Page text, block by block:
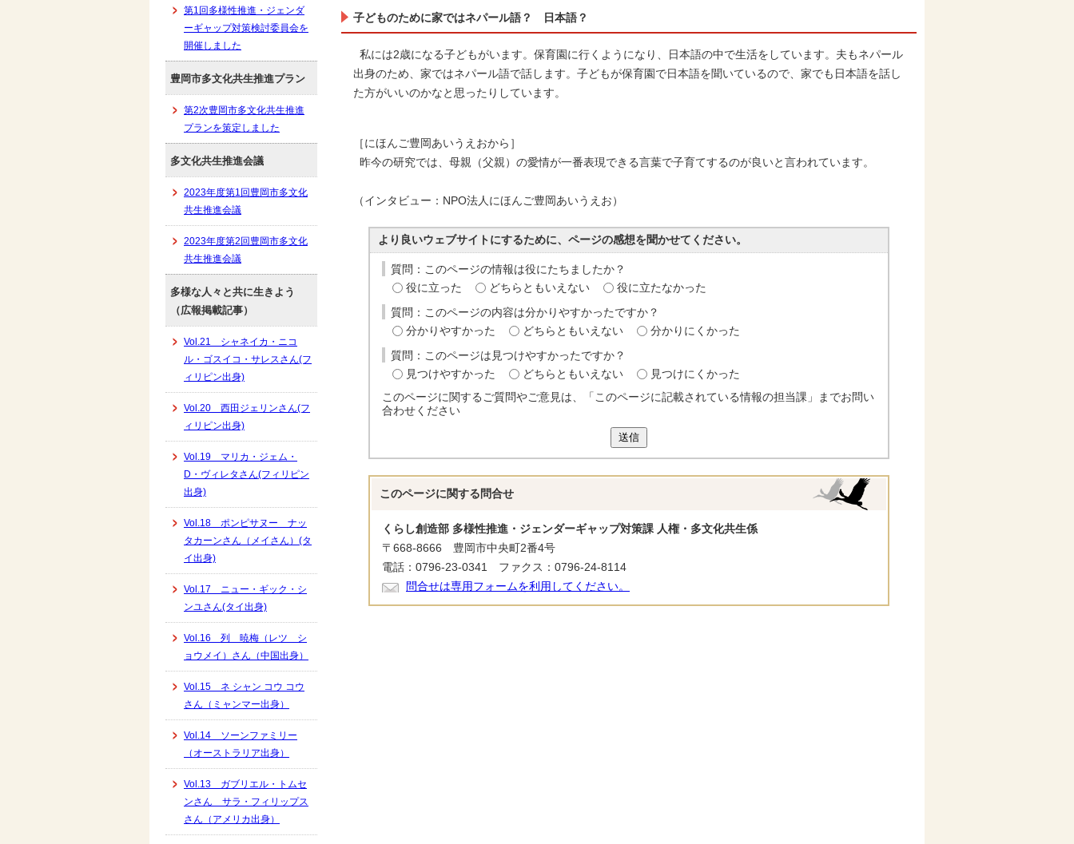
子どものために家ではネパール語？ 日本語？
私には2歳になる子どもがいます。保育園に行くようになり、日本語の中で生活をしています。夫もネパール
出身のため、家ではネパール語で話します。子どもが保育園で日本語を聞いているので、家でも日本語を話し
た方がいいのかなと思ったりしています。
［にほんご豊岡あいうえおから］
昨今の研究では、母親（父親）の愛情が一番表現できる言葉で子育てするのが良いと言われています。
（インタビュー：NPO法人にほんご豊岡あいうえお）
より良いウェブサイトにするために、ページの感想を聞かせてください。
質問：このページの情報は役にたちましたか？
役に立った
どちらともいえない 役に立たなかった
質問：このページの内容は分かりやすかったですか？
分かりやすかった
どちらともいえない 分かりにくかった
質問：このページは見つけやすかったですか？
見つけやすかった
どちらともいえない
見つけにくかった
このページに関するご質問やご意見は、「このページに記載されている情報の担当課」までお問い
合わせください
送信
このページに関する 問合せ
くらし創造部 多様性推進・ジェンダーギャップ対策課 人権・多文化共生係
〒668-8666 豊岡市中央町2番4号
電話：0796-23-0341 ファクス：0796-24-8114
問合せは専用フォームを利用してください。
第1回多様性推進・ジェンダ
ーギャップ対策検討委員会を
開催しました
豊岡市多文化共生推進プラン
第2次豊岡市多文化共生推進
プランを策定しました
多文化共生推進会議
2023年度第1回豊岡市多文化
共生推進会議
2023年度第2回豊岡市多文化
共生推進会議
多様な人々と共に生きよう
（広報掲載記事）
Vol.21 シャネイカ・ニコ
ル・ゴスイコ・サレスさん(フ
ィリピン出身)
Vol.20 西田ジェリンさん(フ
ィリピン出身)
Vol.19 マリカ・ジェム・
D・ヴィレタさん(フィリピン
出身)
Vol.18 ポンピサヌー ナッ
タカーンさん（メイさん）(タ
イ出身)
Vol.17 ニュー・ギック・シ
ンユさん(タイ出身)
Vol.16 列 暁梅（レツ シ
ョウメイ）さん（中国出身）
Vol.15 ネ シャン コウ コウ
さん（ミャンマー出身）
Vol.14 ソーンファミリー
（オーストラリア出身）
Vol.13 ガブリエル・トムセ
ンさん サラ・フィリップス
さん（アメリカ出身）